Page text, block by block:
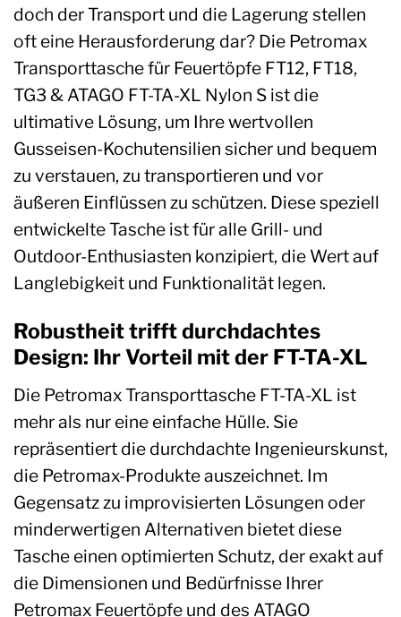
doch der Transport und die Lagerung stellen
oft eine Herausforderung dar? Die Petromax
Transporttasche für Feuertöpfe FT12, FT18,
TG3 & ATAGO FT-TA-XL Nylon S ist die
ultimative Lösung, um Ihre wertvollen
Gusseisen-Kochutensilien sicher und bequem
zu verstauen, zu transportieren und vor
äußeren Einflüssen zu schützen. Diese speziell
entwickelte Tasche ist für alle Grill- und
Outdoor-Enthusiasten konzipiert, die Wert auf
Langlebigkeit und Funktionalität legen.
Robustheit trifft durchdachtes
Design: Ihr Vorteil mit der FT-TA-XL
Die Petromax Transporttasche FT-TA-XL ist
mehr als nur eine einfache Hülle. Sie
repräsentiert die durchdachte Ingenieurskunst,
die Petromax-Produkte auszeichnet. Im
Gegensatz zu improvisierten Lösungen oder
minderwertigen Alternativen bietet diese
Tasche einen optimierten Schutz, der exakt auf
die Dimensionen und Bedürfnisse Ihrer
Petromax Feuertöpfe und des ATAGO